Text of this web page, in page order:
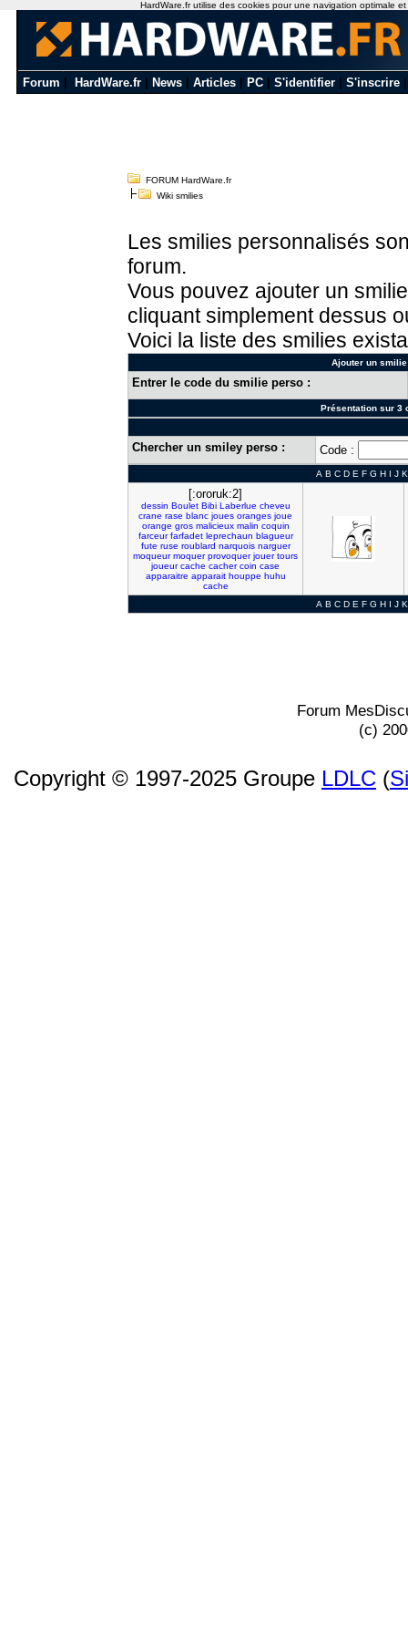
Forum HardWare.fr News Articles PC S'identifier S'inscrire
FORUM HardWare.fr
Wiki smilies
Les smilies personnalisés
forum.
Vous pouvez ajouter un
cliquant simplement dessus
Voici la liste des smilies
Ajouter un
Entrer le code du smilie perso :
Présentation sur 3
Chercher un smiley perso : Code :
A B C D E F G H I J K
[:ororuk:2]
dessin Boulet Bibi Laberlue cheveu
crane rase blanc joues oranges joue
orange gros malicieux malin coquin
farceur farfadet leprechaun blagueur
fute ruse roublard narquois narguer
moqueur moquer provoquer jouer tours
joueur cache cacher coin case
apparaitre apparait houppe huhu
cache
A B C D E F G H I J K
Forum
(c)
Copyright © 1997-2025 Groupe LDLC (
HardWare.fr utilise des cookies pour une navigation optimale